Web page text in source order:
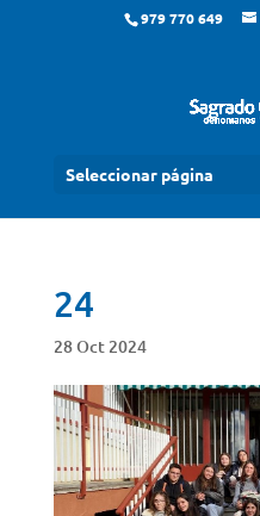
979 770 649
Seleccionar página
24
28 Oct 2024